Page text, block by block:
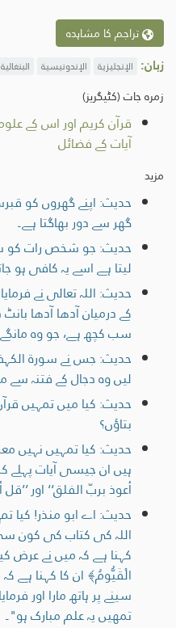
تراجم کا مشاہدہ
زبان: الإنجليزية الإندونيسية البنغالية
زمرہ جات (کٹیگریز)
قرآن کریم اور اس کے
آیات کے فضائل
مزید
حدیث: اپنے گھروں کو
گھر سے دور بھاگتا ہے۔
حدیث: جو شخص رات کو
لیتا ہے اسے یہ کافی ہو
حدیث: اللہ تعالی نے
کے درمیان آدھا آدھا
سب کچھ ہے، جو وہ مانگے
حدیث: جس نے سورۃ
لیں وہ دجال کے فتنہ سے
حدیث: کیا میں تمہیں
بتاؤں؟
حدیث: کیا تمہیں نہیں
ہیں ان جیسی آیات پہلے
أعوذ بربّ الفلق‘‘ اور
حدیث: اے ابو منذر! کیا
اللہ کی کتاب کی کون
کہنا ہے کہ میں نے عرض
الْقَيُّومُ﴾ ان کا کہنا ہے
سینے پر ہاتھ مارا اور
تمھیں یہ علم مبارک ہو"۔